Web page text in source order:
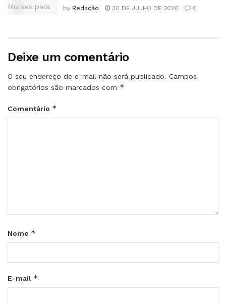
by Redação 30 DE JULHO DE 2026 0
Deixe um comentário
O seu endereço de e-mail não será publicado. Campos
obrigatórios são marcados com *
Comentário *
Nome *
E-mail *